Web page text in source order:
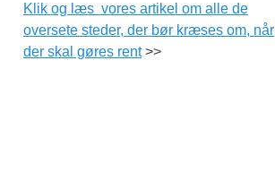
Klik og læs vores artikel om alle de
oversete steder, der bør kræses om, når
der skal gøres rent>>